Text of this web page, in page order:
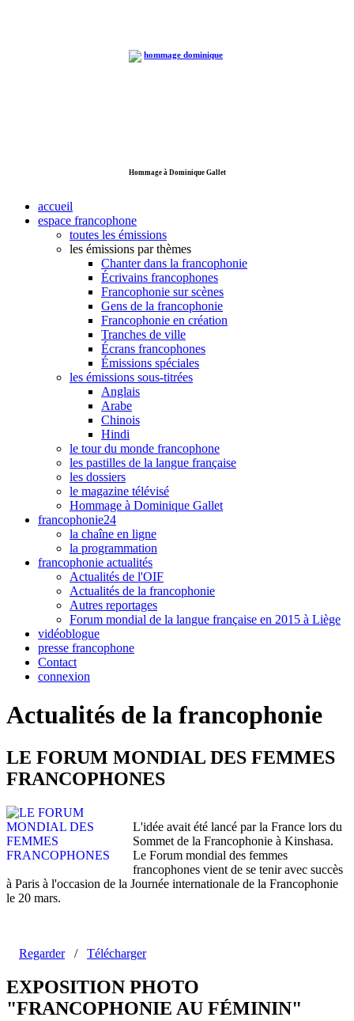
Hommage à Dominique Gallet
accueil
espace francophone
toutes les émissions
les émissions par thèmes
Chanter dans la francophonie
Écrivains francophones
Francophonie sur scènes
Gens de la francophonie
Francophonie en création
Tranches de ville
Écrans francophones
Émissions spéciales
les émissions sous-titrées
Anglais
Arabe
Chinois
Hindi
le tour du monde francophone
les pastilles de la langue française
les dossiers
le magazine télévisé
Hommage à Dominique Gallet
francophonie24
la chaîne en ligne
la programmation
francophonie actualités
Actualités de l'OIF
Actualités de la francophonie
Autres reportages
Forum mondial de la langue française en 2015 à Liège
vidéoblogue
presse francophone
Contact
connexion
Actualités de la francophonie
LE FORUM MONDIAL DES FEMMES
FRANCOPHONES
L'idée avait été lancé par la France lors du
Sommet de la Francophonie à Kinshasa.
Le Forum mondial des femmes
francophones vient de se tenir avec succès
à Paris à l'occasion de la Journée internationale de la Francophonie
le 20 mars.
Regarder/ Télécharger
EXPOSITION PHOTO
"FRANCOPHONIE AU FÉMININ"